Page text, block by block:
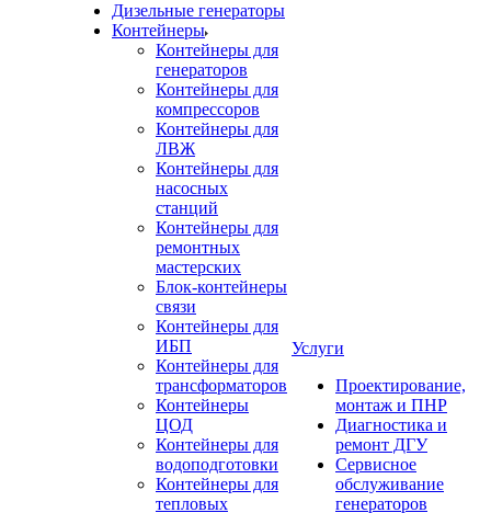
Дизельные генераторы
Контейнеры
Контейнеры для
генераторов
Контейнеры для
компрессоров
Контейнеры для
ЛВЖ
Контейнеры для
насосных
станций
Контейнеры для
ремонтных
мастерских
Блок-контейнеры
связи
Контейнеры для
ИБП
Контейнеры для
трансформаторов
Контейнеры
ЦОД
Контейнеры для
водоподготовки
Контейнеры для
тепловых
Услуги
Проектирование,
монтаж и ПНР
Диагностика и
ремонт ДГУ
Сервисное
обслуживание
генераторов